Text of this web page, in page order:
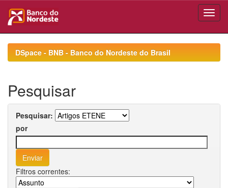
navigationDSpace - BNB - Banco do Nordeste do Brasil
Pesquisar
Pesquisar:
por
Filtros correntes: